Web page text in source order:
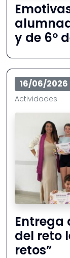
y de 6º
16/06/2026
Actividades
Entrega
del reto
retos”